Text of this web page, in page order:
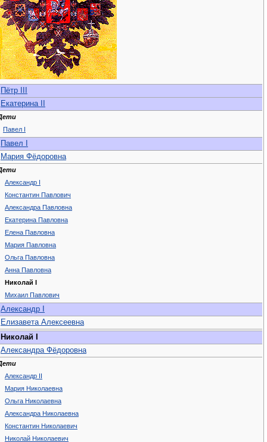
Пётр III
Екатерина II
Павел I
Павел I
Мария Фёдоровна
Александр I
Константин Павлович
Александра Павловна
Екатерина Павловна
Елена Павловна
Мария Павловна
Ольга Павловна
Анна Павловна
Николай I
Михаил Павлович
Александр I
Елизавета Алексеевна
Николай I
Александра Фёдоровна
Александр II
Мария Николаевна
Ольга Николаевна
Александра Николаевна
Константин Николаевич
Николай Николаевич